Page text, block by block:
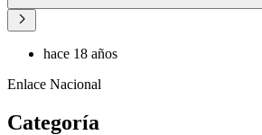
hace 18 años
Enlace Nacional
Categoría